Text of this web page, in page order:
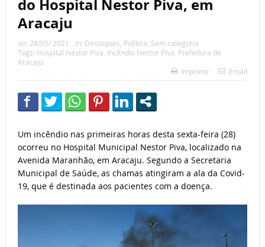
do Hospital Nestor Piva, em
Aracaju
on: 28/05/ 2021 In: Destaques, Política, Sem categoria
Tags: Hospital Nestor Piva, Incêndio Nestor Piva, Prefeitura de
Aracaju
Imprimir
Email
Um incêndio nas primeiras horas desta sexta-feira (28)
ocorreu no Hospital Municipal Nestor Piva, localizado na
Avenida Maranhão, em Aracaju. Segundo a Secretaria
Municipal de Saúde, as chamas atingiram a ala da Covid-
19, que é destinada aos pacientes com a doença.